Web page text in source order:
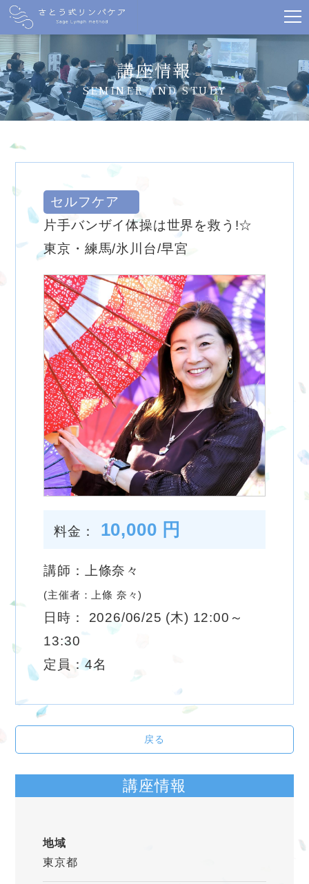
講座情報
SEMINER AND STUDY
セルフケア
片手バンザイ体操は世界を救う!☆
東京・練馬/氷川台/早宮
料金： 10,000 円
講師：上條奈々
(主催者：上條 奈々)
日時： 2026/06/25 (木) 12:00～
13:30
定員：4名
戻る
講座情報
地域
東京都